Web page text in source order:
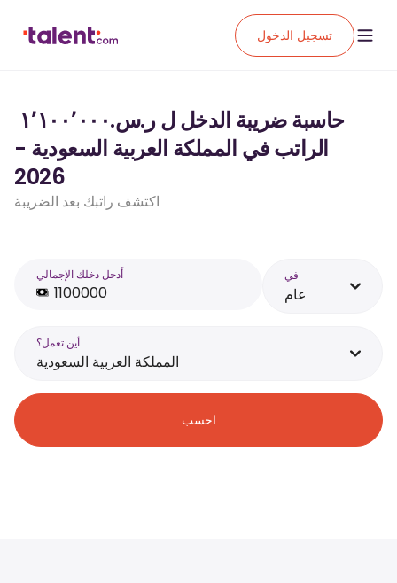
تسجيل الدخول
الراتب في المملكة العربية السعودية -
2026
اكتشف راتبك بعد الضريبة
أَدخل دخلك الإجمالي في
عام
أين تعمل؟
المملكة العربية السعودية
احسب